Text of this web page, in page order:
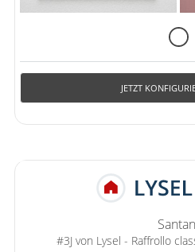
JETZT
#3J von Lysel - Raffrollo